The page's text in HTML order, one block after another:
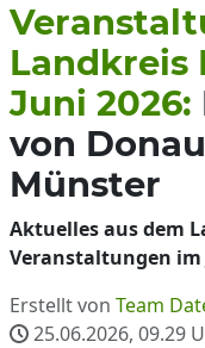
Landkreis
Juni 2026:
von
Münster
Aktuelles aus dem
Veranstaltungen im
Erstellt von Team
25.06.2026, 09.29